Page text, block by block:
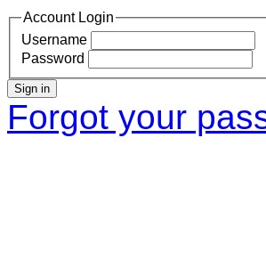
Account Login
Username
Password
Sign in
Forgot your